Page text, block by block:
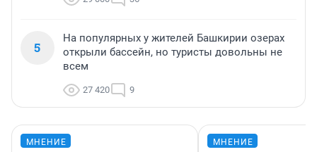
5
На популярных у жителей Башкирии озерах
открыли бассейн, но туристы довольны не
всем
27 420 9
МНЕНИЕ МНЕНИЕ